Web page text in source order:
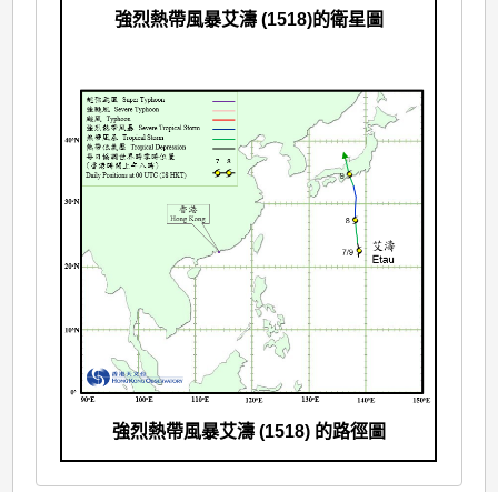
強烈熱帶風暴艾濤 (1518)的衛星圖
強烈熱帶風暴艾濤 (1518) 的路徑圖